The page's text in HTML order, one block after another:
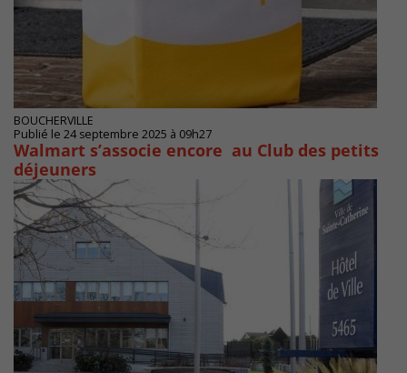
BOUCHERVILLE
Publié le 24 septembre 2025 à 09h27
Walmart s’associe encore au Club des petits
déjeuners